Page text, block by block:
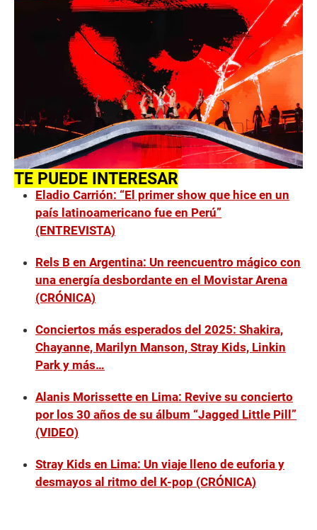
TE PUEDE INTERESAR
Eladio Carrión: “El primer show que hice en un
país latinoamericano fue en Perú”
(ENTREVISTA)
Rels B en Argentina: Un reencuentro mágico con
una energía desbordante en el Movistar Arena
(CRÓNICA)
Conciertos más esperados del 2025: Shakira,
Chayanne, Marilyn Manson, Stray Kids, Linkin
Park y más…
Alanis Morissette en Lima: Revive su concierto
por los 30 años de su álbum “Jagged Little Pill”
(VIDEO)
Stray Kids en Lima: Un viaje lleno de euforia y
desmayos al ritmo del K-pop (CRÓNICA)